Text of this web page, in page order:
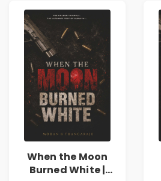
When the Moon
Burned White |